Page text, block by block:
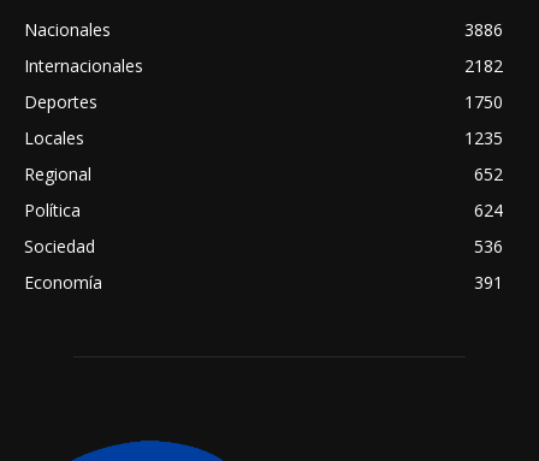
Nacionales
3886
Internacionales
2182
Deportes
1750
Locales
1235
Regional
652
Política
624
Sociedad
536
Economía
391